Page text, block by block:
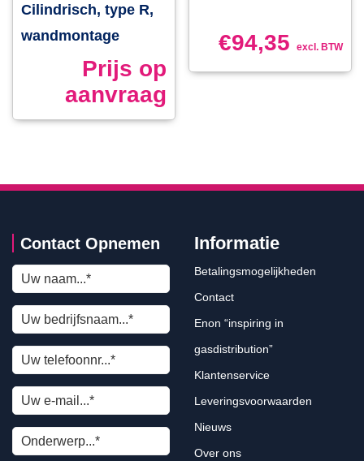
Cilindrisch, type R,
wandmontage
Prijs op
aanvraag
€94,35 excl. BTW
Contact Opnemen Informatie
Betalingsmogelijkheden
Contact
Enon “inspiring in
gasdistribution”
Klantenservice
Leveringsvoorwaarden
Nieuws
Over ons